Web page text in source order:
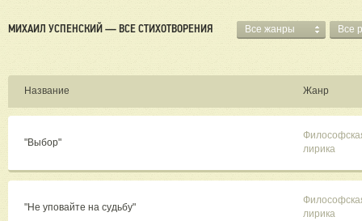
МИХАИЛ УСПЕНСКИЙ — ВСЕ СТИХОТВОРЕНИЯ Все жанры Все
Название Жанр
"Выбор"
лирика
"Не уповайте на судьбу"
лирика